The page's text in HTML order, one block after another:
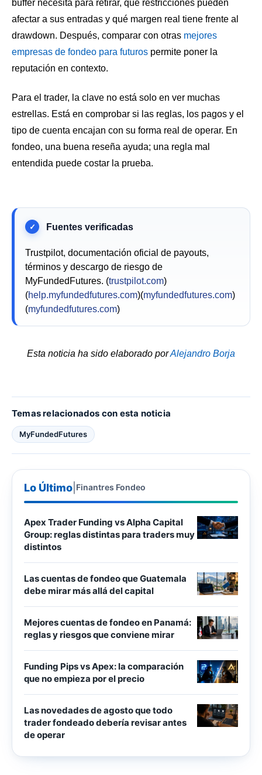
buffer necesita para retirar, qué restricciones pueden
afectar a sus entradas y qué margen real tiene frente al
drawdown. Después, comparar con otras mejores
empresas de fondeo para futuros permite poner la
reputación en contexto.
Para el trader, la clave no está solo en ver muchas
estrellas. Está en comprobar si las reglas, los pagos y el
tipo de cuenta encajan con su forma real de operar. En
fondeo, una buena reseña ayuda; una regla mal
entendida puede costar la prueba.
Trustpilot, documentación oficial de payouts,
términos y descargo de riesgo de
MyFundedFutures. (trustpilot.com)
(help.myfundedfutures.com)(myfundedfutures.com)
(myfundedfutures.com)
Esta noticia ha sido elaborado porAlejandro Borja
Temas relacionados con esta noticia
MyFundedFutures
Lo Último Finantres Fondeo
Apex Trader Funding vs Alpha Capital
Group: reglas distintas para traders muy
distintos
Las cuentas de fondeo que Guatemala
debe mirar más allá del capital
Mejores cuentas de fondeo en Panamá:
reglas y riesgos que conviene mirar
Funding Pips vs Apex: la comparación
que no empieza por el precio
Las novedades de agosto que todo
trader fondeado debería revisar antes
de operar